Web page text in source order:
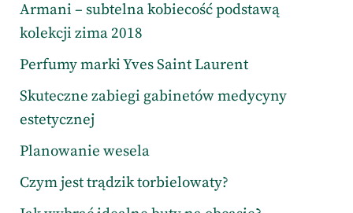
Armani – subtelna kobiecość podstawą
kolekcji zima 2018
Perfumy marki Yves Saint Laurent
Skuteczne zabiegi gabinetów medycyny
estetycznej
Planowanie wesela
Czym jest trądzik torbielowaty?